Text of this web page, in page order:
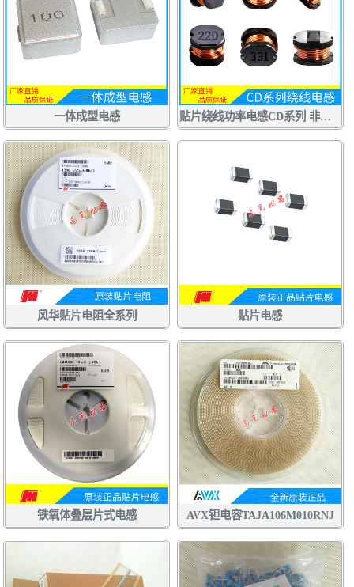
一体成型电感 贴片绕线功率电感CD系列 非屏蔽
风华贴片电阻全系列 贴片电感
铁氧体叠层片式电感 AVX钽电容TAJA106M010RNJ